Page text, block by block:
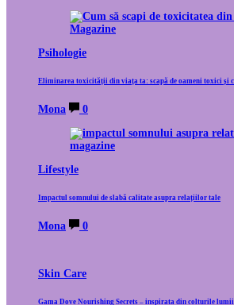
Psihologie
Eliminarea toxicității din viața ta: scapă de oameni toxici și
Mona 0
Lifestyle
Impactul somnului de slabă calitate asupra relațiilor tale
Mona 0
Skin Care
Gama Dove Nourishing Secrets – inspirata din colturile lumii